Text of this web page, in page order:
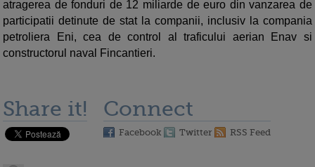
atragerea de fonduri de 12 miliarde de euro din vanzarea de
participatii detinute de stat la companii, inclusiv la compania
petroliera Eni, cea de control al traficului aerian Enav si
constructorul naval Fincantieri.
Share it! Connect
Facebook Twitter RSS Feed